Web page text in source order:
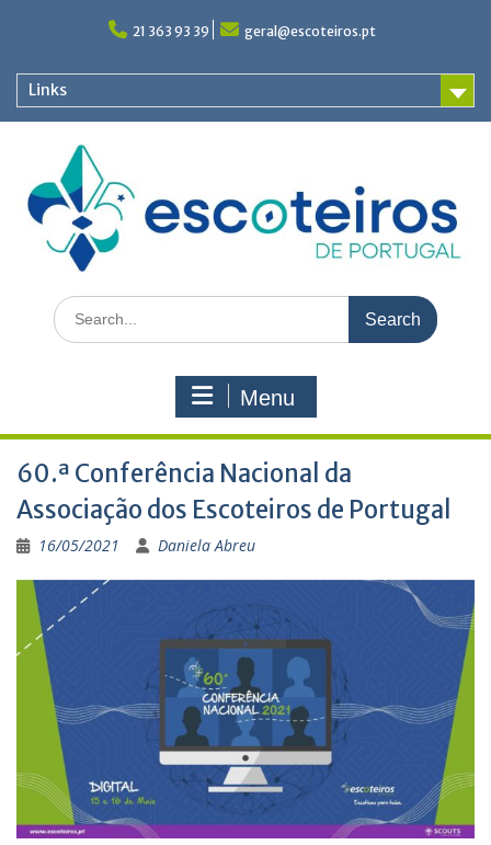
21 363 93 39 geral@escoteiros.pt
Links
Search
for:
Menu
60.ª Conferência Nacional da
Associação dos Escoteiros de Portugal
16/05/2021 Daniela Abreu